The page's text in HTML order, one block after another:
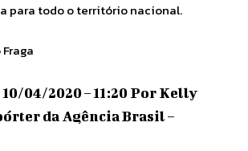
para todo o território nacional.
04/2020 – 11:20 Por Kelly
da Agência Brasil –